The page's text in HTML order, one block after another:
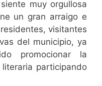
muy orgullosa
un gran arraigo e
visitantes
del municipio, ya
promocionar la
participando